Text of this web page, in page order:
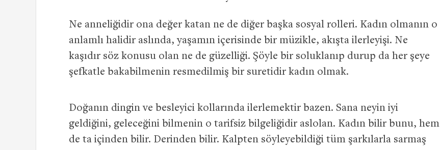
Ne anneliğidir ona değer katan ne de diğer başka sosyal rolleri. Kadın olmanın o
anlamlı halidir aslında, yaşamın içerisinde bir müzikle, akışta ilerleyişi. Ne
kaşıdır söz konusu olan ne de güzelliği. Şöyle bir soluklanıp durup da her şeye
şefkatle bakabilmenin resmedilmiş bir suretidir kadın olmak.
Doğanın dingin ve besleyici kollarında ilerlemektir bazen. Sana neyin iyi
geldiğini, geleceğini bilmenin o tarifsiz bilgeliğidir aslolan. Kadın bilir bunu, hem
de ta içinden bilir. Derinden bilir. Kalpten söyleyebildiği tüm şarkılarla sarmaş